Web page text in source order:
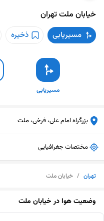
خیابان ملتتهران
مسیریابی ذخیره
مسیریابی
بزرگراه امام علی، فرخی، ملت
مختصات جغرافیایی
تهران / خیابان ملت
وضعیت هوا درخیابان ملت